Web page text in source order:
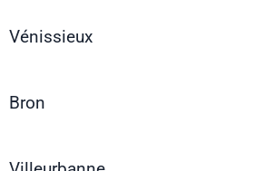
Vénissieux
Bron